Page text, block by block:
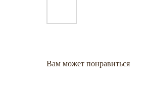
Вам может понравиться